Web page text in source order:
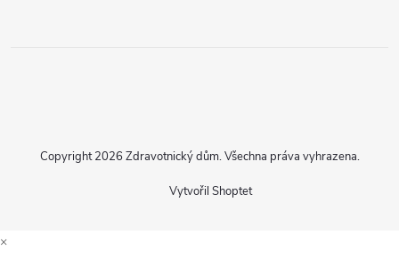
Vytvořil Shoptet
Copyright 2026 Zdravotnický dům. Všechna práva vyhrazena.
×